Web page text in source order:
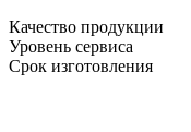
Качество продукции
Уровень сервиса
Срок изготовления